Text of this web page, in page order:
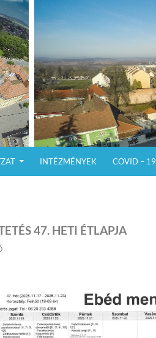
INTÉZMÉNYEK COVID – 19
47. HETI ÉTLAPJA